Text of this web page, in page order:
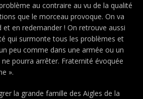
au contraire au vu de la qualité
que le morceau provoque. On va
en redemander ! On retrouve aussi
qui surmonte tous les problèmes et
peu comme dans une armée ou un
pourra arrêter. Fraternité évoquée
».
la grande famille des Aigles de la